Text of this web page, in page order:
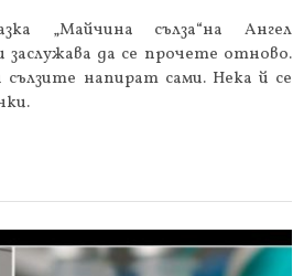
„Майчина сълза“на Ангел
заслужава да се прочете отново.
напират сами. Нека й се